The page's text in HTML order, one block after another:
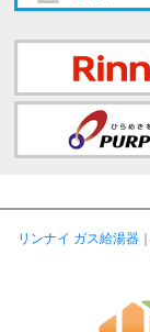
リンナイ ガス給湯器｜